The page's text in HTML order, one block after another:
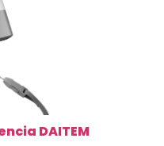
DAITEM